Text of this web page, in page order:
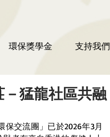
環保獎學金 支持我們
猛龍社區共融
交流團」已於2026年3月